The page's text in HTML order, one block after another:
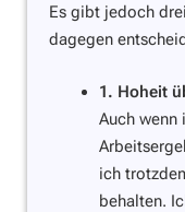
Es gibt jedoch
dagegen
1. Hoheit
Auch wenn
ich
behalten.